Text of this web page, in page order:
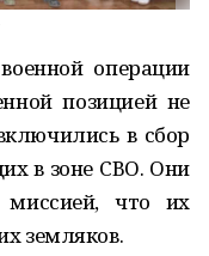
операции
позицией не
в сбор
в зоне СВО. Они
миссией, что их
земляков.